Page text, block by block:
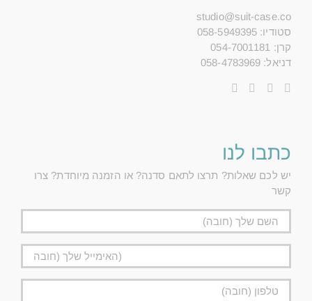
studio@suit-case.co
סטודיו: 058-5949395
קרן: 054-7001181
דניאל: 058-4783969
כתבו לנו
יש לכם שאלות? תרצו לתאם סדנה? או הזמנה מיוחדת? צרו
קשר